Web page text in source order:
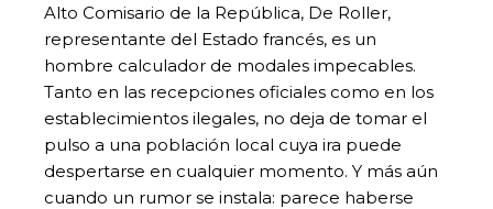
Alto Comisario de la República, De Roller,
representante del Estado francés, es un
hombre calculador de modales impecables.
Tanto en las recepciones oficiales como en los
establecimientos ilegales, no deja de tomar el
pulso a una población local cuya ira puede
despertarse en cualquier momento. Y más aún
cuando un rumor se instala: parece haberse